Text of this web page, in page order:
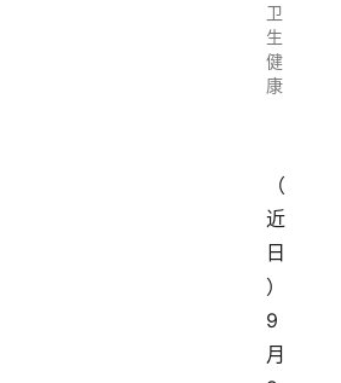
卫
生
健
康
（
近
日
）
9
月